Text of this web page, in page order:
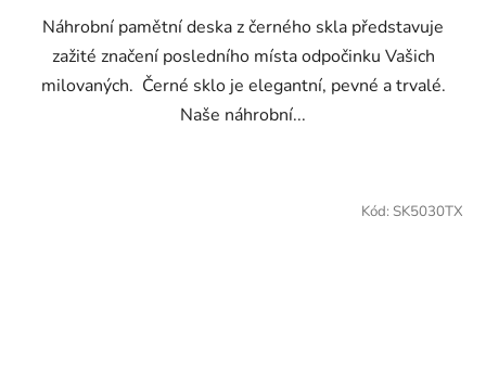
Náhrobní pamětní deska z černého skla představuje
zažité značení posledního místa odpočinku Vašich
milovaných. Černé sklo je elegantní, pevné a trvalé.
Naše náhrobní...
Kód: SK5030TX